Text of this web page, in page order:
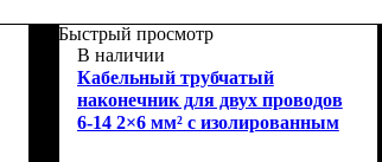
Быстрый просмотр
В наличии
Кабельный трубчатый
наконечник для двух проводов
6-14 2×6 мм² с изолированным